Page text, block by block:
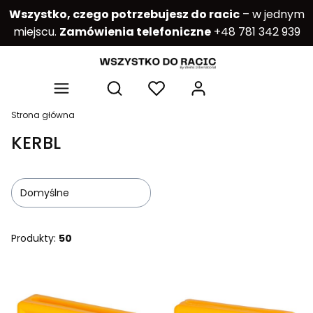
Wszystko, czego potrzebujesz do racic– w jednym
miejscu. Zamówienia telefoniczne+48 781 342 939
Otwórz wyszukiwarkę
Strona główna
KERBL
Domyślne
Produkty: 50